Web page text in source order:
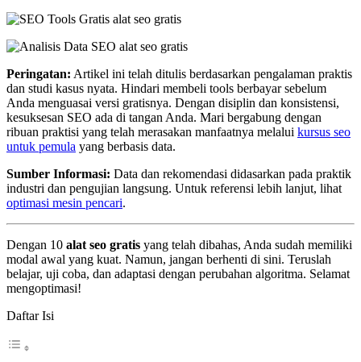
Peringatan: Artikel ini telah ditulis berdasarkan pengalaman praktis
dan studi kasus nyata. Hindari membeli tools berbayar sebelum
Anda menguasai versi gratisnya. Dengan disiplin dan konsistensi,
kesuksesan SEO ada di tangan Anda. Mari bergabung dengan
ribuan praktisi yang telah merasakan manfaatnya melalui kursus seo
untuk pemula yang berbasis data.
Sumber Informasi: Data dan rekomendasi didasarkan pada praktik
industri dan pengujian langsung. Untuk referensi lebih lanjut, lihat
optimasi mesin pencari.
Dengan 10 alat seo gratis yang telah dibahas, Anda sudah memiliki
modal awal yang kuat. Namun, jangan berhenti di sini. Teruslah
belajar, uji coba, dan adaptasi dengan perubahan algoritma. Selamat
mengoptimasi!
Daftar Isi